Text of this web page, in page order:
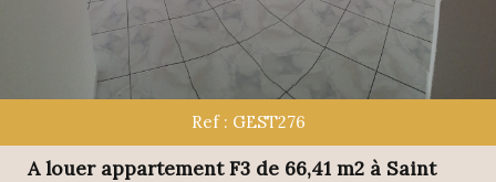
Ref : GEST276
A louer appartement F3 de 66,41 m2 à Saint